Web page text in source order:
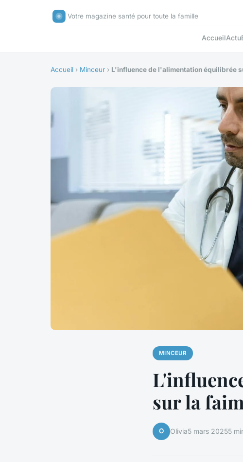
Votre magazine santé pour toute la famille
AccueilActu
Accueil › Minceur › L'influence de l'alimentation équilibrée
MINCEUR
sur la faim
O Olivia5 mars 20255